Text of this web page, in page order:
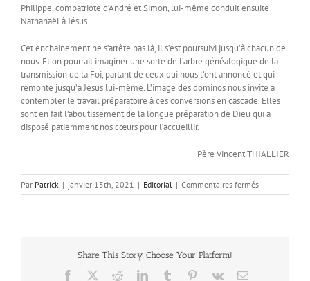
Philippe, compatriote d’André et Simon, lui-même conduit ensuite
Nathanaël à Jésus.
Cet enchainement ne s’arrête pas là, il s’est poursuivi jusqu’à chacun de
nous. Et on pourrait imaginer une sorte de l’arbre généalogique de la
transmission de la Foi, partant de ceux qui nous l’ont annoncé et qui
remonte jusqu’à Jésus lui-même. L’image des dominos nous invite à
contempler le travail préparatoire à ces conversions en cascade. Elles
sont en fait l’aboutissement de la longue préparation de Dieu qui a
disposé patiemment nos cœurs pour l’accueillir.
Père Vincent THIALLIER
Par Patrick | janvier 15th, 2021 | Editorial | Commentaires ferméssur
Effet
Share This Story, Choose Your Platform!
Facebook RedditLinkedInTumblr Pinterest
Vk Email